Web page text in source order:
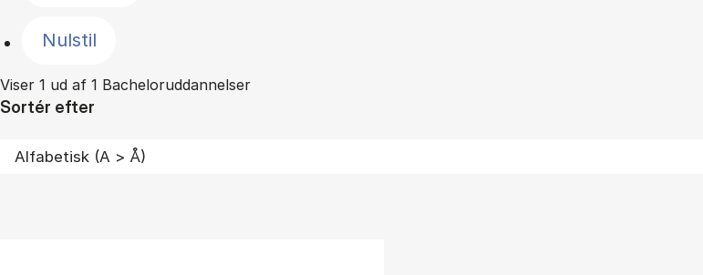
Nulstil
Viser 1 ud af 1 Bacheloruddannelser
Sortér efter